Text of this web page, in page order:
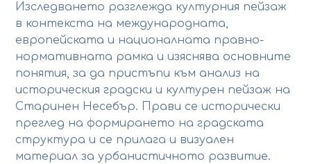
Изследването разглежда културния пейзаж
в контекста на международната,
европейската и националната правно-
нормативната рамка и изяснява основните
понятия, за да пристъпи към анализ на
историческия градски и културен пейзаж на
Старинен Несебър. Прави се исторически
преглед на формирането на градската
структура и се прилага и визуален
материал за урбанистичното развитие.